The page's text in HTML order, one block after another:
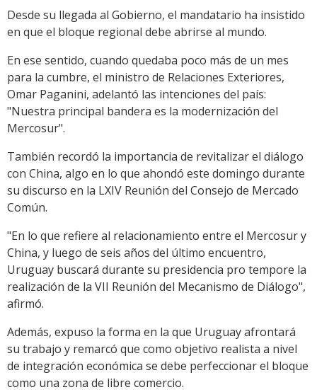
Desde su llegada al Gobierno, el mandatario ha insistido
en que el bloque regional debe abrirse al mundo.
En ese sentido, cuando quedaba poco más de un mes
para la cumbre, el ministro de Relaciones Exteriores,
Omar Paganini, adelantó las intenciones del país:
"Nuestra principal bandera es la modernización del
Mercosur".
También recordó la importancia de revitalizar el diálogo
con China, algo en lo que ahondó este domingo durante
su discurso en la LXIV Reunión del Consejo de Mercado
Común.
"En lo que refiere al relacionamiento entre el Mercosur y
China, y luego de seis años del último encuentro,
Uruguay buscará durante su presidencia pro tempore la
realización de la VII Reunión del Mecanismo de Diálogo",
afirmó.
Además, expuso la forma en la que Uruguay afrontará
su trabajo y remarcó que como objetivo realista a nivel
de integración económica se debe perfeccionar el bloque
como una zona de libre comercio.